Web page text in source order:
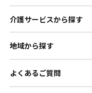
介護サービスから探す
地域から探す
よくあるご質問